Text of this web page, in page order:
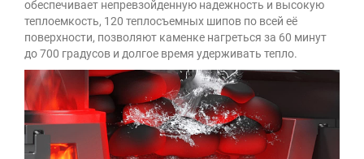
обеспечивает непревзойденную надежность и высокую
теплоемкость, 120 теплосъемных шипов по всей её
поверхности, позволяют каменке нагреться за 60 минут
до 700 градусов и долгое время удерживать тепло.